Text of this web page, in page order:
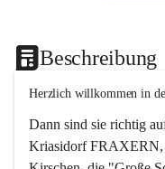
Beschreibung
Herzlich willkommen in
Dann sind sie richtig
Kriasidorf FRAXERN,